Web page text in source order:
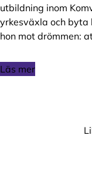
utbildning inom
yrkesväxla och byta
hon mot drömmen:
Läs mer